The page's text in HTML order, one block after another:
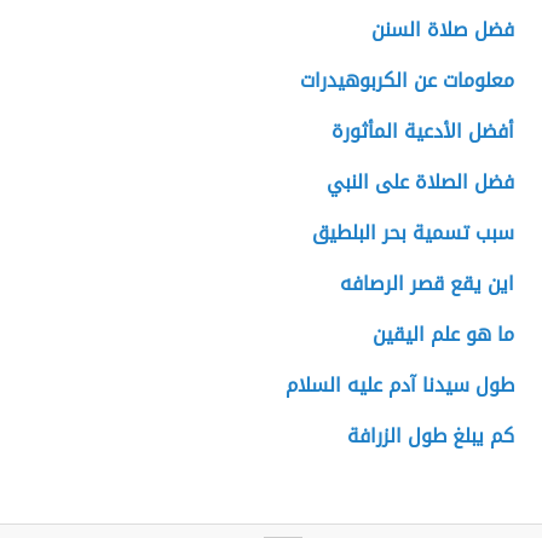
فضل صلاة السنن
معلومات عن الكربوهيدرات
أفضل الأدعية المأثورة
فضل الصلاة على النبي
سبب تسمية بحر البلطيق
اين يقع قصر الرصافه
ما هو علم اليقين
طول سيدنا آدم عليه السلام
كم يبلغ طول الزرافة